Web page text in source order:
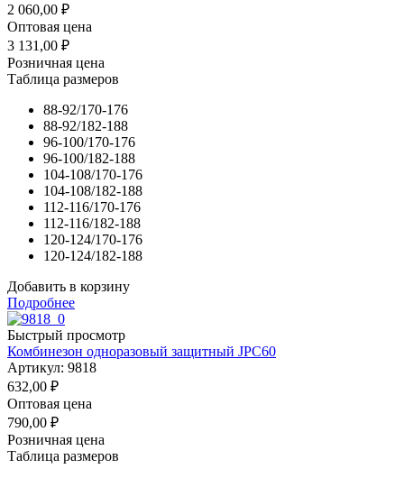
2 060,00 ₽
Оптовая цена
3 131,00 ₽
Розничная цена
Таблица размеров
88-92/170-176
88-92/182-188
96-100/170-176
96-100/182-188
104-108/170-176
104-108/182-188
112-116/170-176
112-116/182-188
120-124/170-176
120-124/182-188
Добавить в корзину
Подробнее
Быстрый просмотр
Комбинезон одноразовый защитный JPC60
Артикул: 9818
632,00 ₽
Оптовая цена
790,00 ₽
Розничная цена
Таблица размеров